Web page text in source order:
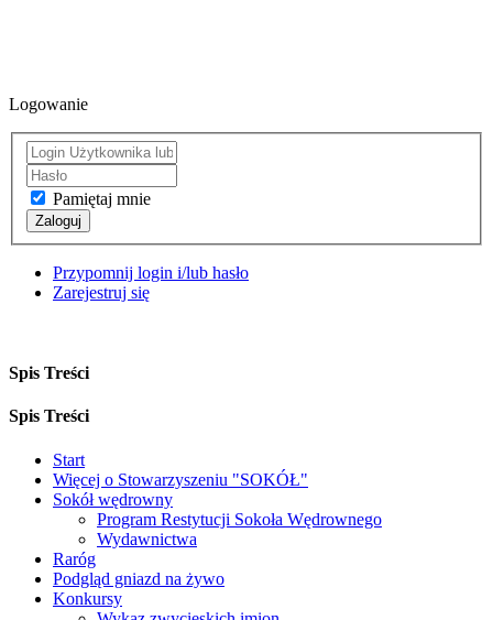
Logowanie
Pamiętaj mnie
Zaloguj
Przypomnij login i/lub hasło
Zarejestruj się
Spis Treści
Spis Treści
Start
Więcej o Stowarzyszeniu "SOKÓŁ"
Sokół wędrowny
Program Restytucji Sokoła Wędrownego
Wydawnictwa
Raróg
Podgląd gniazd na żywo
Konkursy